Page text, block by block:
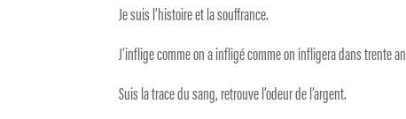
Je suis l’histoire et la souffrance.
J’inflige comme on a infligé comme on infligera dans trente
Suis la trace du sang, retrouve l’odeur de l’argent.